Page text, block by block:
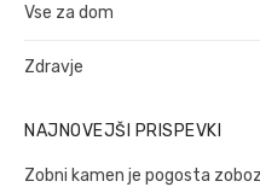
Vse za dom
Zdravje
NAJNOVEJŠI PRISPEVKI
Zobni kamen je pogosta